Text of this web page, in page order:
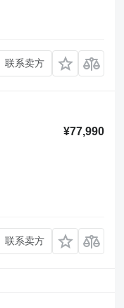
联系卖方
¥77,990
联系卖方